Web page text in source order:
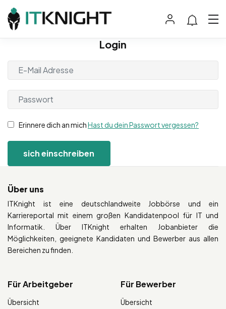
Login
Erinnere dich an michHast du dein Passwort vergessen?
Über uns
ITKnight ist eine deutschlandweite Jobbörse und ein
Karriereportal mit einem großen Kandidatenpool für IT und
Informatik. Über ITKnight erhalten Jobanbieter die
Möglichkeiten, geeignete Kandidaten und Bewerber aus allen
Bereichen zu finden.
Für Arbeitgeber
Übersicht
Für Bewerber
Übersicht